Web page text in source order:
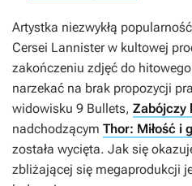
Artystka niezwykłą
Cersei Lannister w kultowej
zakończeniu zdjęć do
narzekać na brak propozycji
widowisku 9 Bullets, Zabójczy
nadchodzącym Thor: Miłość i
została wycięta. Jak się
zbliżającej się megaprodukcji